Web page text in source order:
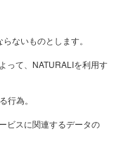
ないものとします。
って、NATURALIを利用す
行為。
ビスに関連するデータの